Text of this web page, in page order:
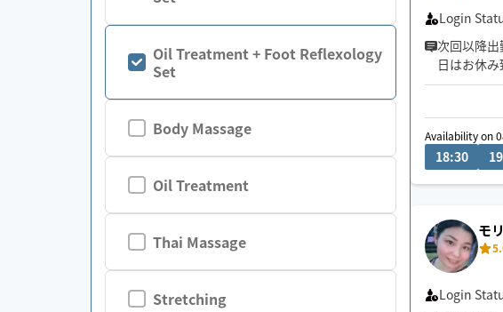
Oil Treatment + Foot Reflexology
Set
Body Massage
Oil Treatment
Thai Massage
Stretching
Login
次回以降
日はお休み
しっかり
特に首・
が得意です
しっかり
Availability on
18:30
モリ
Login